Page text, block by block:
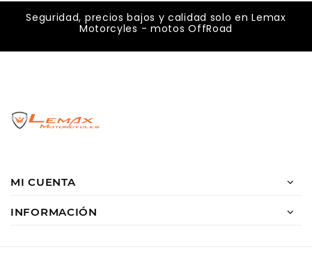
Seguridad, precios bajos y calidad solo en Lemax
Motorcyles - motos OffRoad
MI CUENTA
INFORMACIÓN